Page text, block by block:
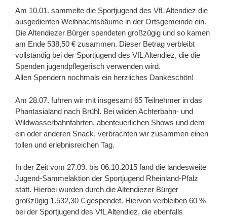
Am 10.01. sammelte die Sportjugend des VfL Altendiez die
ausgedienten Weihnachtsbäume in der Ortsgemeinde ein.
Die Altendiezer Bürger spendeten großzügig und so kamen
am Ende 538,50 € zusammen. Dieser Betrag verbleibt
vollständig bei der Sportjugend des VfL Altendiez, die die
Spenden jugendpflegerisch verwenden wird.
Allen Spendern nochmals ein herzliches Dankeschön!
Am 28.07. fuhren wir mit insgesamt 65 Teilnehmer in das
Phantasialand nach Brühl. Bei wilden Achterbahn- und
Wildwasserbahnfahrten, abenteuerlichen Shows und dem
ein oder anderen Snack, verbrachten wir zusammen einen
tollen und erlebnisreichen Tag.
In der Zeit vom 27.09. bis 06.10.2015 fand die landesweite
Jugend-Sammelaktion der Sportjugend Rheinland-Pfalz
statt. Hierbei wurden durch die Altendiezer Bürger
großzügig 1.532,30 € gespendet. Hiervon verbleiben 60 %
bei der Sportjugend des VfL Altendiez, die ebenfalls